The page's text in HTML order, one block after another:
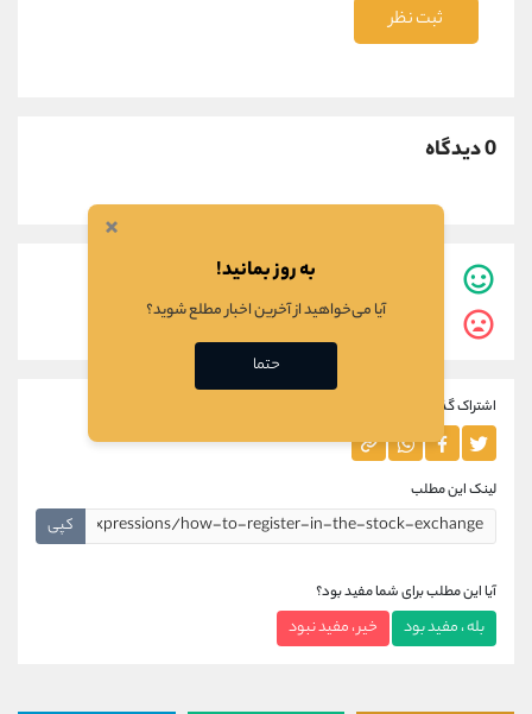
ثبت نظر
0 دیدگاه
نفر این مطلب برایشان مفید بوده است.
نفر این مطلب برایشان مفید نبوده است.
اشتراک گذاری این مطلب
لینک این مطلب
کپی
آیا این مطلب برای شما مفید بود؟
بله ، مفید بود خیر ، مفید نبود
×
به روز بمانید!
آیا می‌خواهید از آخرین اخبار مطلع شوید؟
حتما